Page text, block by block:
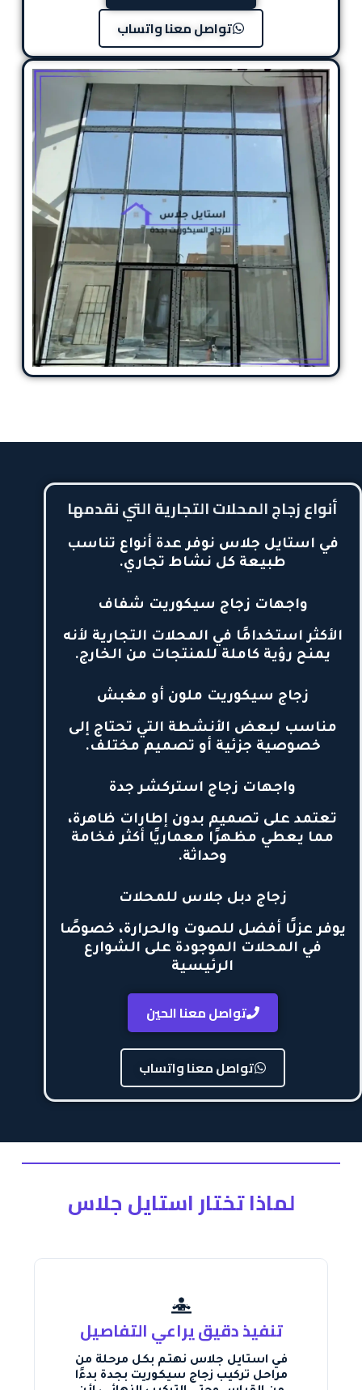
تواصل معنا واتساب
أنواع زجاج المحلات التجارية التي نقدمها
في استايل جلاس نوفر عدة أنواع تناسب
طبيعة كل نشاط تجاري.
واجهات زجاج سيكوريت شفاف
الأكثر استخدامًا في المحلات التجارية لأنه
يمنح رؤية كاملة للمنتجات من الخارج.
زجاج سيكوريت ملون أو مغبش
مناسب لبعض الأنشطة التي تحتاج إلى
خصوصية جزئية أو تصميم مختلف.
واجهات زجاج استركشر جدة
تعتمد على تصميم بدون إطارات ظاهرة،
مما يعطي مظهرًا معماريًا أكثر فخامة
وحداثة.
زجاج دبل جلاس للمحلات
يوفر عزلًا أفضل للصوت والحرارة، خصوصًا
في المحلات الموجودة على الشوارع
الرئيسية
تواصل معنا الحين
تواصل معنا واتساب
لماذا تختار استايل جلاس
تنفيذ دقيق يراعي التفاصيل
في استايل جلاس نهتم بكل مرحلة من
مراحل تركيب زجاج سيكوريت بجدة بدءًا